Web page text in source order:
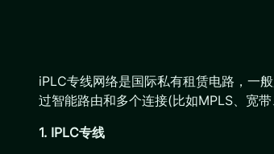
iPLC专线网络是国际私有租赁电路，一
过智能路由和多个连接(比如MPLS、宽
1. IPLC专线